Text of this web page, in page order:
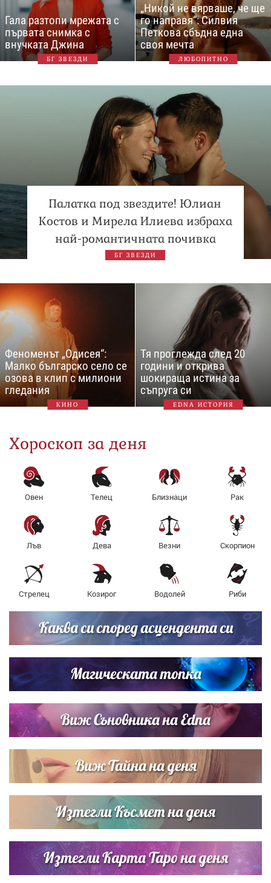
Гала разтопи мрежата с
първата снимка с
внучката Джина
БГ ЗВЕЗДИ
„Никой не вярваше, че ще
го направя“: Силвия
Петкова сбъдна една
своя мечта
ЛЮБОПИТНО
Палатка под звездите! Юлиан
Костов и Мирела Илиева избраха
най-романтичната почивка
БГ ЗВЕЗДИ
Феноменът „Одисея“:
Малко българско село се
озова в клип с милиони
гледания
КИНО
Тя проглежда след 20
години и открива
шокираща истина за
съпруга си
EDNA ИСТОРИЯ
Хороскоп за деня
Овен Телец Близнаци Рак
Лъв Дева Везни Скорпион
Стрелец Козирог Водолей Риби
Каква си според асцендента си
Магическата топка
Виж Съновника на Edna
Виж Тайна на деня
Изтегли Късмет на деня
Изтегли Карта Таро на деня